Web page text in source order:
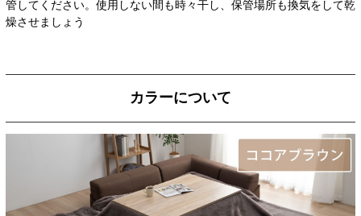
管してください。使用しない間も時々干し、保管場所も換気をして乾
燥させましょう
カラーについて